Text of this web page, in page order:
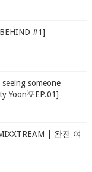
#1]
someone
Yoon💡EP.01]
| 완전 여